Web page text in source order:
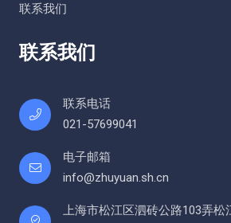
联系我们
联系我们
联系电话
021-57699041
电子邮箱
info@zhuyuan.sh.cn
上海市松江区泗砖公路103弄松